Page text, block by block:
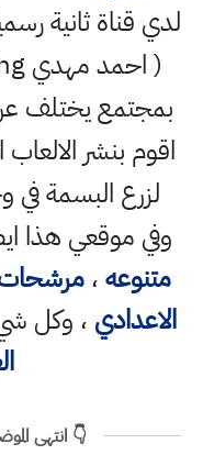
لدي قناة ثانية
بمجتمع يختلف عن
اقوم بنشر الالعاب
لزرع البسمة في
وفي موقعي هذا
متنوعه،
الاعدادي ، وكل
👇 انتهى